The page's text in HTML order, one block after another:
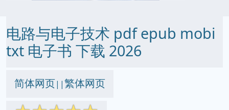
电路与电子技术 pdf epub mobi
txt 电子书 下载 2026
简体网页||繁体网页